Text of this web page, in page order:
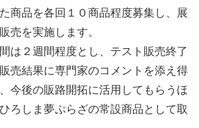
商品を各回１０商品程度募集し、展
売を実施します。
は２週間程度とし、テスト販売終了
売結果に専門家のコメントを添え得
今後の販路開拓に活用してもらうほ
ろしま夢ぷらざの常設商品として取